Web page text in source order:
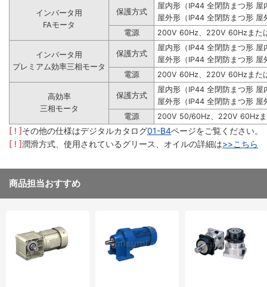
インバータ用
FAモータ
保護方式
屋内形（IP44 全閉防まつ形 屋
屋外形（IP44 全閉防まつ形 屋
電源
200V 60Hz、220V 60Hzまた
インバータ用
プレミアム効率三相モータ
保護方式
屋内形（IP44 全閉防まつ形 屋
屋外形（IP44 全閉防まつ形 屋
電源
200V 60Hz、220V 60Hzまた
高効率
三相モータ
保護方式
屋内形（IP44 全閉防まつ形 屋
屋外形（IP44 全閉防まつ形 屋
電源
200V 50/60Hz、220V 60Hz
[ ! ]その他の仕様はデジタルカタログ01-B4ページをご覧ください。
[ ! ]潤滑方式、使用されているグリース、オイルの詳細は>>こちら
商品担当おすすめ